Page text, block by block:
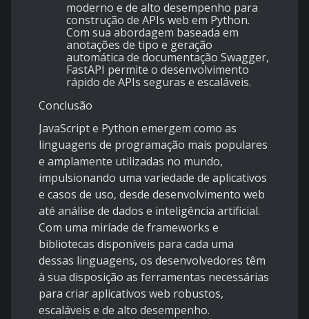
moderno e de alto desempenho para
construção de APIs web em Python.
Com sua abordagem baseada em
anotações de tipo e geração
automática de documentação Swagger,
FastAPI permite o desenvolvimento
rápido de APIs seguras e escaláveis.
Conclusão
JavaScript e Python emergem como as
linguagens de programação mais populares
e amplamente utilizadas no mundo,
impulsionando uma variedade de aplicativos
e casos de uso, desde desenvolvimento web
até análise de dados e inteligência artificial.
Com uma miríade de frameworks e
bibliotecas disponíveis para cada uma
dessas linguagens, os desenvolvedores têm
à sua disposição as ferramentas necessárias
para criar aplicativos web robustos,
escaláveis e de alto desempenho.